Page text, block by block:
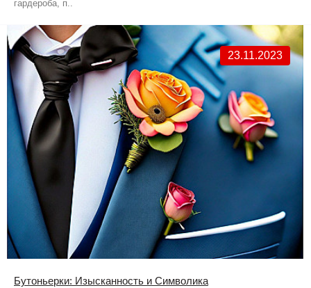
гардероба, п..
23.11.2023
Бутоньерки: Изысканность и Символика